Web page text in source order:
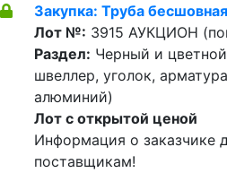
Закупка: Труба бесшовная
Лот №: 3915 АУКЦИОН
Раздел: Черный и
швеллер, уголок,
алюминий)
Лот с открытой ценой
Информация о заказчике
поставщикам!